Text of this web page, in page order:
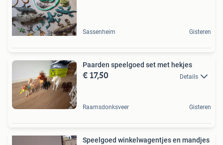
Sassenheim Gisteren
Paarden speelgoed set met hekjes
€ 17,50 Details
Raamsdonksveer Gisteren
Speelgoed winkelwagentjes en mandjes